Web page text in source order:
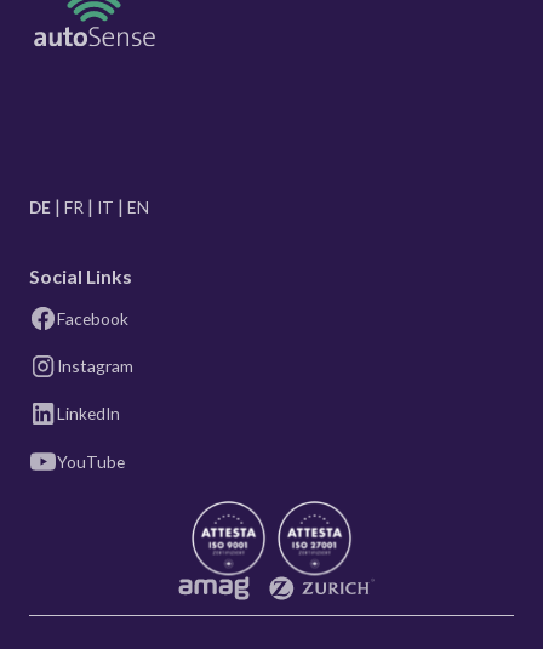
DE FR IT EN
Social Links
Facebook
Instagram
LinkedIn
YouTube